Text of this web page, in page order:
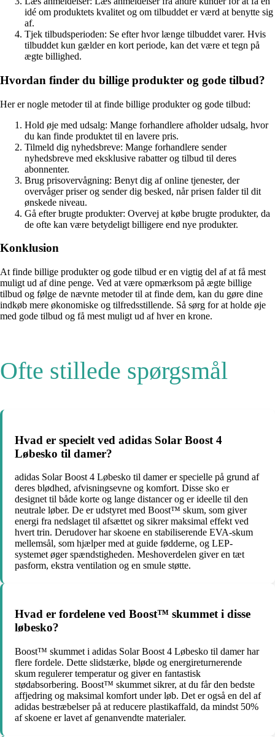
idé om produktets kvalitet og om tilbuddet er værd at benytte sig
af.
Tjek tilbudsperioden: Se efter hvor længe tilbuddet varer. Hvis
tilbuddet kun gælder en kort periode, kan det være et tegn på
ægte billighed.
Hvordan finder du billige produkter og gode tilbud?
Her er nogle metoder til at finde billige produkter og gode tilbud:
Hold øje med udsalg: Mange forhandlere afholder udsalg, hvor
du kan finde produktet til en lavere pris.
Tilmeld dig nyhedsbreve: Mange forhandlere sender
nyhedsbreve med eksklusive rabatter og tilbud til deres
abonnenter.
Brug prisovervågning: Benyt dig af online tjenester, der
overvåger priser og sender dig besked, når prisen falder til dit
ønskede niveau.
Gå efter brugte produkter: Overvej at købe brugte produkter, da
de ofte kan være betydeligt billigere end nye produkter.
Konklusion
At finde billige produkter og gode tilbud er en vigtig del af at få mest
muligt ud af dine penge. Ved at være opmærksom på ægte billige
tilbud og følge de nævnte metoder til at finde dem, kan du gøre dine
indkøb mere økonomiske og tilfredsstillende. Så sørg for at holde øje
med gode tilbud og få mest muligt ud af hver en krone.
Ofte stillede spørgsmål
Hvad er specielt ved adidas Solar Boost 4
Løbesko til damer?
adidas Solar Boost 4 Løbesko til damer er specielle på grund af
deres blødhed, afvisningsevne og komfort. Disse sko er
designet til både korte og lange distancer og er ideelle til den
neutrale løber. De er udstyret med Boost™ skum, som giver
energi fra nedslaget til afsættet og sikrer maksimal effekt ved
hvert trin. Derudover har skoene en stabiliserende EVA-skum
mellemsål, som hjælper med at guide fødderne, og LEP-
systemet øger spændstigheden. Meshoverdelen giver en tæt
pasform, ekstra ventilation og en smule støtte.
Hvad er fordelene ved Boost™ skummet i disse
løbesko?
Boost™ skummet i adidas Solar Boost 4 Løbesko til damer har
flere fordele. Dette slidstærke, bløde og energireturnerende
skum regulerer temperatur og giver en fantastisk
stødabsorbering. Boost™ skummet sikrer, at du får den bedste
affjedring og maksimal komfort under løb. Det er også en del af
adidas bestræbelser på at reducere plastikaffald, da mindst 50%
af skoene er lavet af genanvendte materialer.